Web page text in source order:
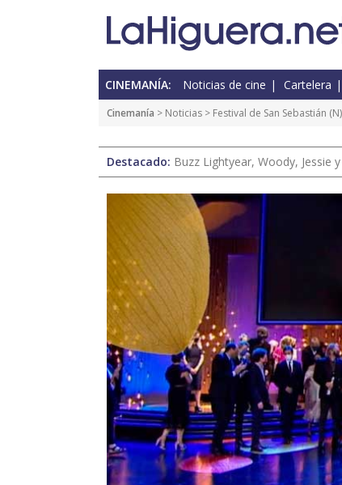
CINEMANÍA: Noticias de cine Cartelera
Cinemanía > Noticias > Festival de San Sebastián (N
Destacado: Buzz Lightyear, Woody, Jessie